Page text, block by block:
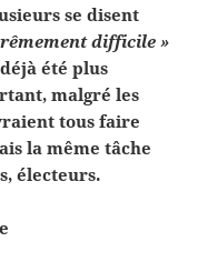
se disent
difficile »
été plus
malgré les
tous faire
la même tâche
électeurs.